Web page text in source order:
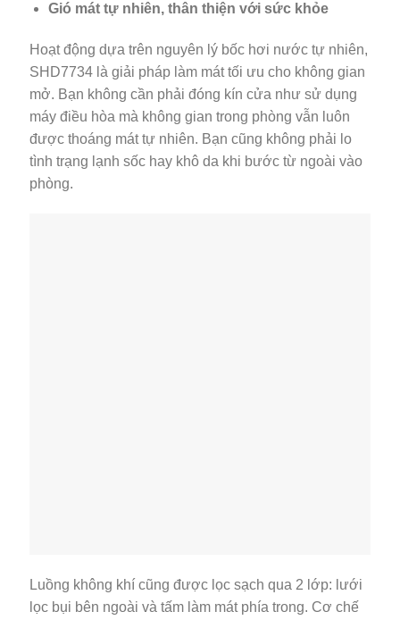
Gió mát tự nhiên, thân thiện với sức khỏe
Hoạt động dựa trên nguyên lý bốc hơi nước tự nhiên,
SHD7734 là giải pháp làm mát tối ưu cho không gian
mở. Bạn không cần phải đóng kín cửa như sử dụng
máy điều hòa mà không gian trong phòng vẫn luôn
được thoáng mát tự nhiên. Bạn cũng không phải lo
tình trạng lạnh sốc hay khô da khi bước từ ngoài vào
phòng.
Luồng không khí cũng được lọc sạch qua 2 lớp: lưới
lọc bụi bên ngoài và tấm làm mát phía trong. Cơ chế